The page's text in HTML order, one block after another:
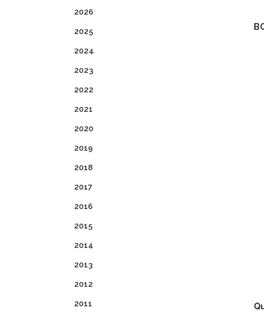
2026
2025
2024
2023
2022
2021
2020
2019
2018
2017
2016
2015
2014
2013
2012
2011